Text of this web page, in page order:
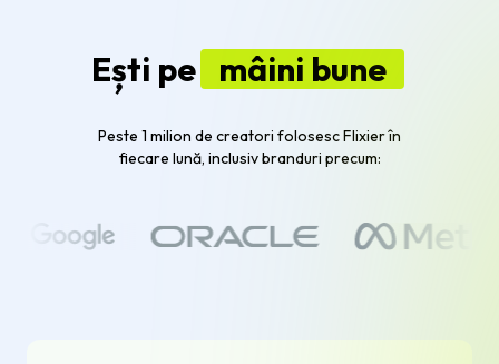
Ești pe mâini bune
Peste 1 milion de creatori folosesc Flixier în
fiecare lună, inclusiv branduri precum: